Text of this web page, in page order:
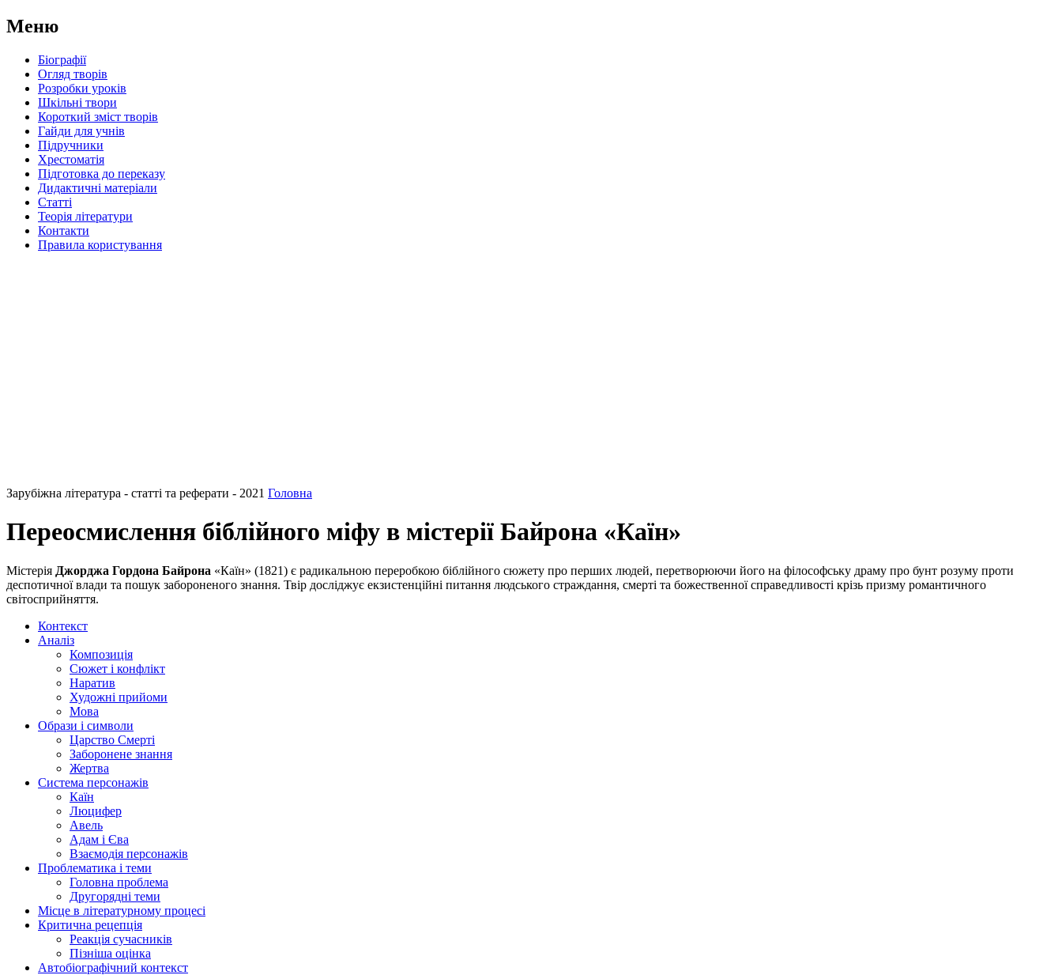
Меню
Біографії
Огляд творів
Розробки уроків
Шкільні твори
Короткий зміст творів
Гайди для учнів
Підручники
Хрестоматія
Підготовка до переказу
Дидактичні матеріали
Статті
Теорія літератури
Контакти
Правила користування
Зарубіжна література - статті та реферати - 2021 Головна
Переосмислення біблійного міфу в містерії Байрона «Каїн»
Містерія Джорджа Гордона Байрона «Каїн» (1821) є радикальною переробкою біблійного сюжету про перших людей, перетворюючи його на філософську драму про бунт розуму проти
деспотичної влади та пошук забороненого знання. Твір досліджує екзистенційні питання людського страждання, смерті та божественної справедливості крізь призму романтичного
світосприйняття.
Контекст
Аналіз
Композиція
Сюжет і конфлікт
Наратив
Художні прийоми
Мова
Образи і символи
Царство Смерті
Заборонене знання
Жертва
Система персонажів
Каїн
Люцифер
Авель
Адам і Єва
Взаємодія персонажів
Проблематика і теми
Головна проблема
Другорядні теми
Місце в літературному процесі
Критична рецепція
Реакція сучасників
Пізніша оцінка
Автобіографічний контекст